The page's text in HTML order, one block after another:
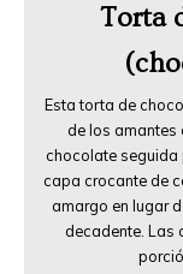
Torta
Esta torta de
de los amantes
chocolate seguida
capa crocante de
amargo en lugar
decadente. Las